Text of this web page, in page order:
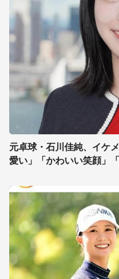
元卓球・石川佳純、イケ
愛い」「かわいい笑顔」